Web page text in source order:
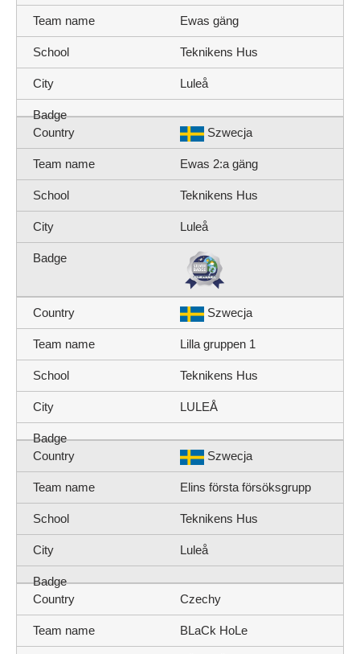
Ewas gäng
Teknikens Hus
Luleå
Szwecja
Ewas 2:a gäng
Teknikens Hus
Luleå
Szwecja
Lilla gruppen 1
Teknikens Hus
LULEÅ
Szwecja
Elins första försöksgrupp
Teknikens Hus
Luleå
Czechy
BLaCk HoLe